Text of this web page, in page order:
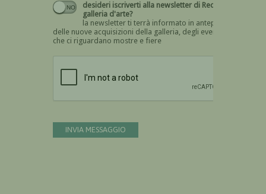
desideri iscriverti alla newsletter di Recta
galleria d'arte?
la newsletter ti terrà informato in anteprima
delle nuove acquisizioni della galleria, degli eventi
che ci riguardano mostre e fiere
INVIA MESSAGGIO